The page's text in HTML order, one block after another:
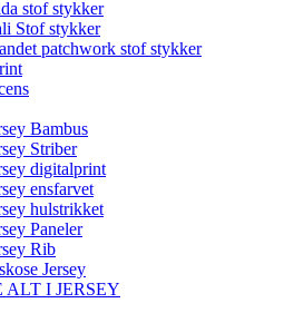
stof stykker
Stof stykker
patchwork stof stykker
Bambus
Striber
digitalprint
ensfarvet
hulstrikket
Paneler
Rib
Jersey
ALT I JERSEY